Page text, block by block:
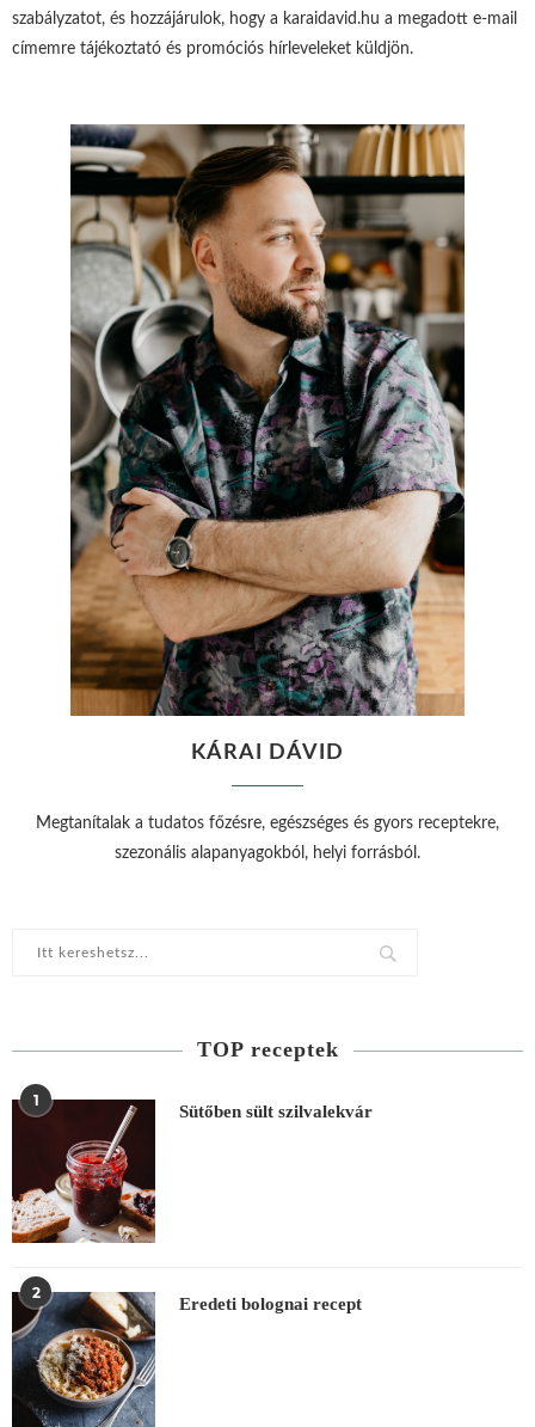
szabályzatot, és hozzájárulok, hogy a karaidavid.hu a megadott e-mail
címemre tájékoztató és promóciós hírleveleket küldjön.
KÁRAI DÁVID
Megtanítalak a tudatos főzésre, egészséges és gyors receptekre,
szezonális alapanyagokból, helyi forrásból.
TOP receptek
1
Sütőben sült szilvalekvár
2
Eredeti bolognai recept